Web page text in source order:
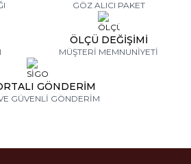
GÖZ ALICI PAKET
ÖLÇÜ DEĞİŞİMİ
MÜŞTERİ MEMNUNİYETİ
GÖNDERİM
GÜVENLİ GÖNDERİM